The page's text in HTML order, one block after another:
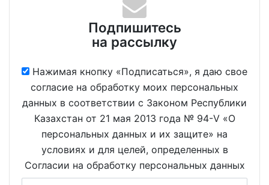
Подпишитесь
на рассылку
Нажимая кнопку «Подписаться», я даю свое
согласие на обработку моих персональных
данных в соответствии с Законом Республики
Казахстан от 21 мая 2013 года № 94-V «О
персональных данных и их защите» на
условиях и для целей, определенных в
Согласии на обработку персональных данных